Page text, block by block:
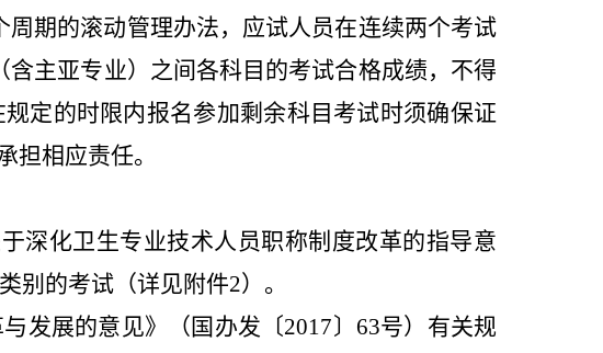
期的滚动管理办法，应试人员在连续两个考试
主亚专业）之间各科目的考试合格成绩，不得
定的时限内报名参加剩余科目考试时须确保证
担相应责任。
深化卫生专业技术人员职称制度改革的指导意
别的考试（详见附件2）。
发展的意见》（国办发〔2017〕63号）有关规